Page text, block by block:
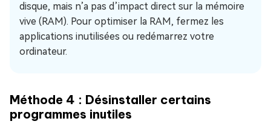
disque, mais n’a pas d’impact direct sur la mémoire
vive (RAM). Pour optimiser la RAM, fermez les
applications inutilisées ou redémarrez votre
ordinateur.
Méthode 4 : Désinstaller certains
programmes inutiles